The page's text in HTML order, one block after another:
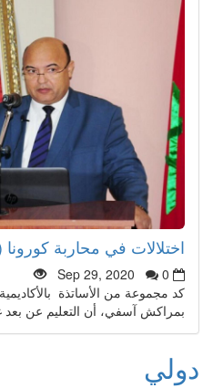
اختلالات في محاربة كورونا (كوفيد19)
Sep 29, 2020
0
كد مجموعة من الأساتذة بالأكاديمية
بمراكش آسفي، أن التعليم عن بعد
دولي